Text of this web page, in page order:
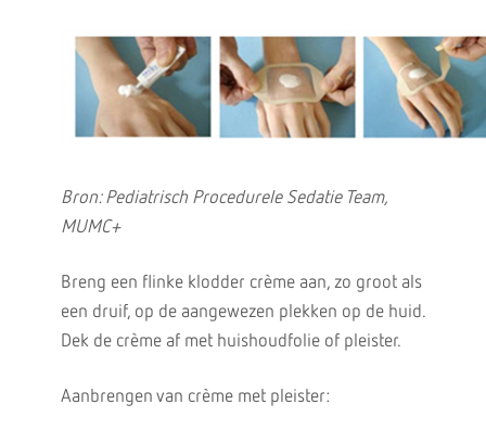
Bron: Pediatrisch Procedurele Sedatie Team,
MUMC+
Breng een flinke klodder crème aan, zo groot als
een druif, op de aangewezen plekken op de huid.
Dek de crème af met huishoudfolie of pleister.
Aanbrengen van crème met pleister: